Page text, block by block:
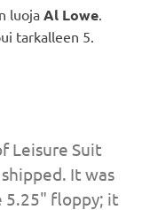
luoja Al Lowe.
tarkalleen 5.
Leisure Suit
It was
5.25" floppy; it